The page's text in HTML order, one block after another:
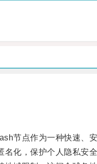
点作为一种快速、安
化，保护个人隐私安全